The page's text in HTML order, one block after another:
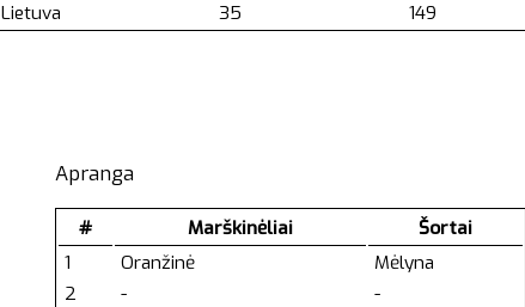
Lietuva 35 149
Apranga
# Marškinėliai
Šortai
1
Oranžinė
Mėlyna
2
-
-